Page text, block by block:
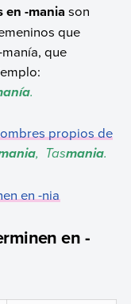
en -mania son
que
que
.
propios de
, Tasmania.
en -nia
en -